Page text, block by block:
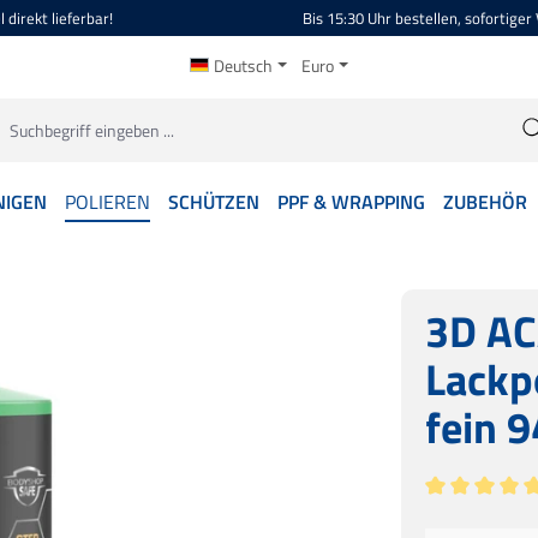
direkt lieferbar! Bis 15:30 Uhr bestellen, sofortiger
Deutsch Euro
POLIEREN SCHÜTZEN PPF & WRAPPING ZUBEHÖR
3D
fein